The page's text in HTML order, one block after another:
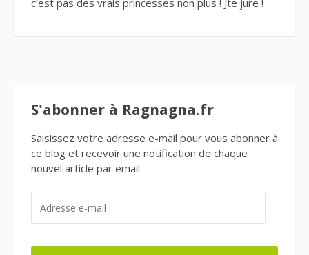
S'abonner à Ragnagna.fr
Saisissez votre adresse e-mail pour vous abonner à
ce blog et recevoir une notification de chaque
nouvel article par email.
MAIL